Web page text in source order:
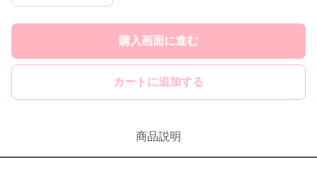
購入画面に進む
カートに追加する
商品説明